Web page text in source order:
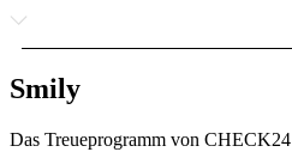
Smily
Das Treueprogramm von CHECK24